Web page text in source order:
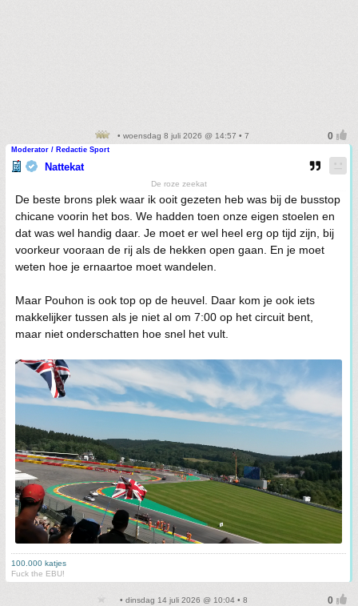
• woensdag 8 juli 2026 @ 14:57 • 7
Moderator / Redactie Sport
Nattekat
De roze zeekat
De beste brons plek waar ik ooit gezeten heb was bij de busstop
chicane voorin het bos. We hadden toen onze eigen stoelen en
dat was wel handig daar. Je moet er wel heel erg op tijd zijn, bij
voorkeur vooraan de rij als de hekken open gaan. En je moet
weten hoe je ernaartoe moet wandelen.
Maar Pouhon is ook top op de heuvel. Daar kom je ook iets
makkelijker tussen als je niet al om 7:00 op het circuit bent,
maar niet onderschatten hoe snel het vult.
100.000 katjes
Fuck the EBU!
• dinsdag 14 juli 2026 @ 10:04 • 8